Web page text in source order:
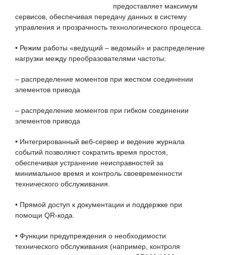
предоставляет максимум
сервисов, обеспечивая передачу данных в систему
управления и прозрачность технологического процесса.
• Режим работы «ведущий – ведомый» и распределение
нагрузки между преобразователями частоты:
– распределение моментов при жестком соединении
элементов привода
– распределение моментов при гибком соединении
элементов привода
• Интегрированный веб-сервер и ведение журнала
событий позволяют сократить время простоя,
обеспечивая устранение неисправностей за
минимальное время и контроль своевременности
технического обслуживания.
• Прямой доступ к документации и поддержке при
помощи QR-кода.
• Функции предупреждения о необходимости
технического обслуживания (например, контроля